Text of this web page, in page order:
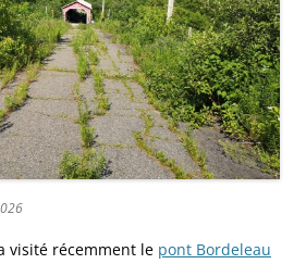
visité récemment le pont Bordeleau